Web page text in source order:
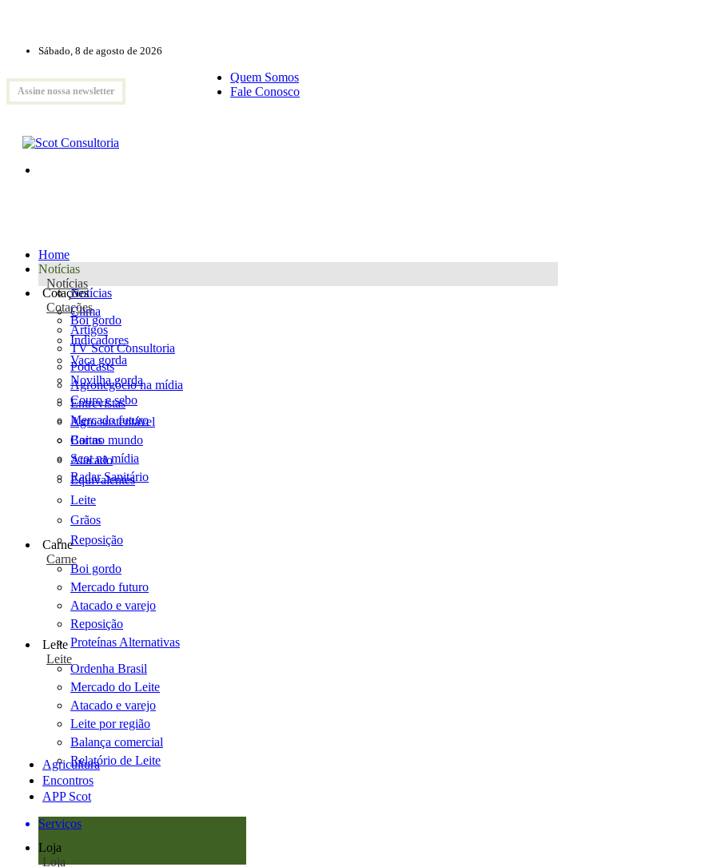
Sábado, 8 de agosto de 2026
Assine nossa newsletter
Quem Somos
Fale Conosco
Home
Notícias
Notícias
Notícias
Clima
Artigos
TV Scot Consultoria
Podcasts
Agronegócio na mídia
Entrevistas
Agro sustentável
Cartas
Scot na mídia
Radar Sanitário
Cotações
Cotações
Boi gordo
Indicadores
Vaca gorda
Novilha gorda
Couro e sebo
Mercado futuro
Boi no mundo
Atacado
Equivalentes
Leite
Grãos
Reposição
Carne
Carne
Boi gordo
Mercado futuro
Atacado e varejo
Reposição
Proteínas Alternativas
Leite
Leite
Ordenha Brasil
Mercado do Leite
Atacado e varejo
Leite por região
Balança comercial
Relatório de Leite
Agricultura
Encontros
APP Scot
Serviços
Loja
Loja